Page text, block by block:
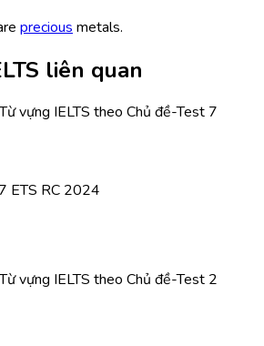
precious metals.
liên quan
ETS RC 2024